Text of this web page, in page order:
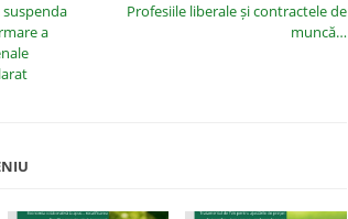
a
Profesiile liberale și contractele de
muncă…